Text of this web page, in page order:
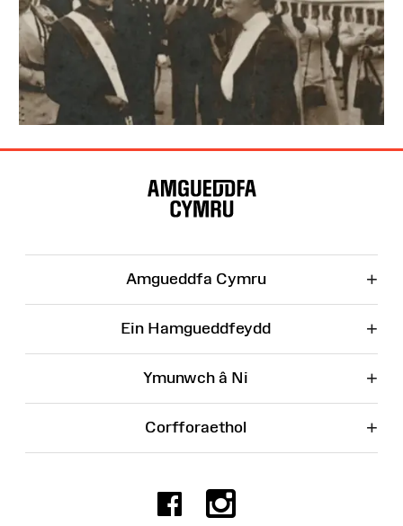
Amgueddfa Cymru +
Ein Hamgueddfeydd +
Ymunwch â Ni +
Corfforaethol +
Facebook